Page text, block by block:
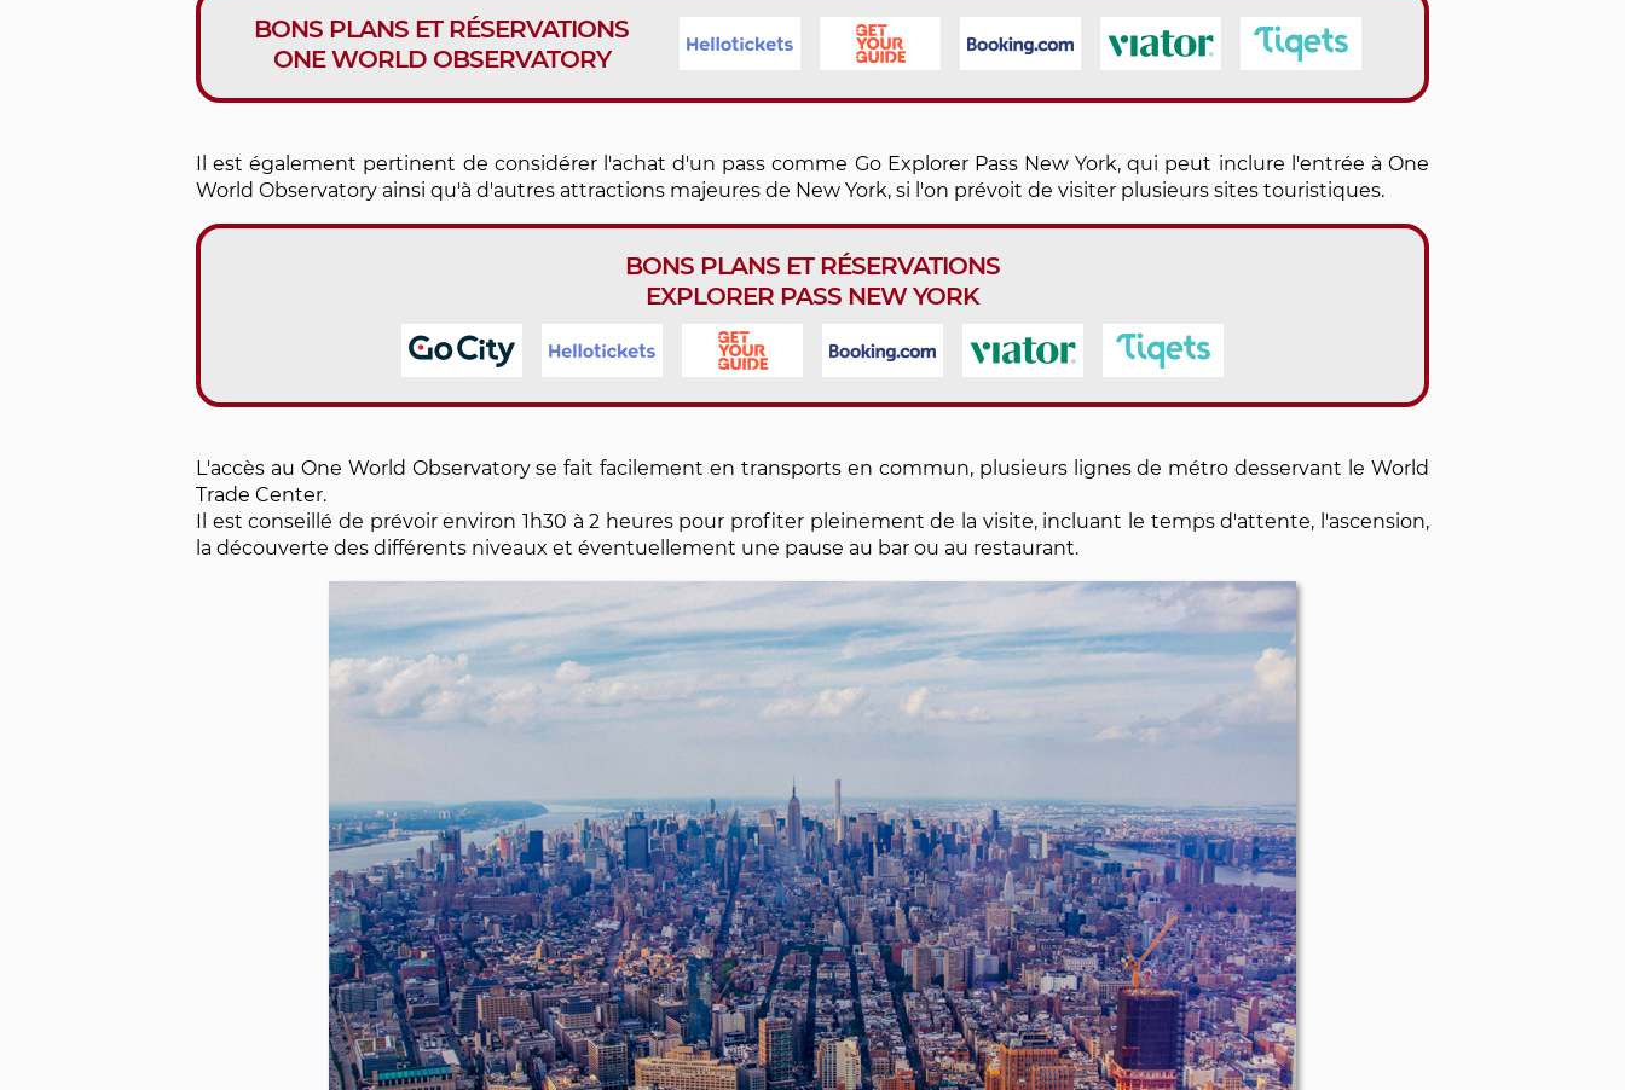
BONS PLANS ET RÉSERVATIONS
ONE WORLD OBSERVATORY
Il est également pertinent de considérer l'achat d'un pass comme Go Explorer Pass New York, qui peut inclure l'entrée à One
World Observatory ainsi qu'à d'autres attractions majeures de New York, si l'on prévoit de visiter plusieurs sites touristiques.
BONS PLANS ET RÉSERVATIONS
EXPLORER PASS NEW YORK
L'accès au One World Observatory se fait facilement en transports en commun, plusieurs lignes de métro desservant le World
Trade Center.
Il est conseillé de prévoir environ 1h30 à 2 heures pour profiter pleinement de la visite, incluant le temps d'attente, l'ascension,
la découverte des différents niveaux et éventuellement une pause au bar ou au restaurant.